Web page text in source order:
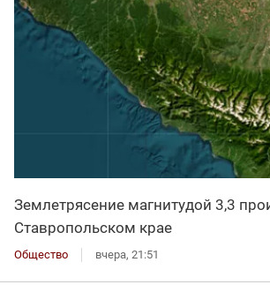
Землетрясение магнитудой 3,3
Ставропольском крае
Общество вчера, 21:51